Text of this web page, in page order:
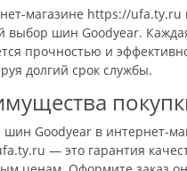
магазине https://ufa.ty.ru
выбор шин Goodyear.
прочностью и
долгий срок службы.
шин Goodyear в интернет-
— это гарантия